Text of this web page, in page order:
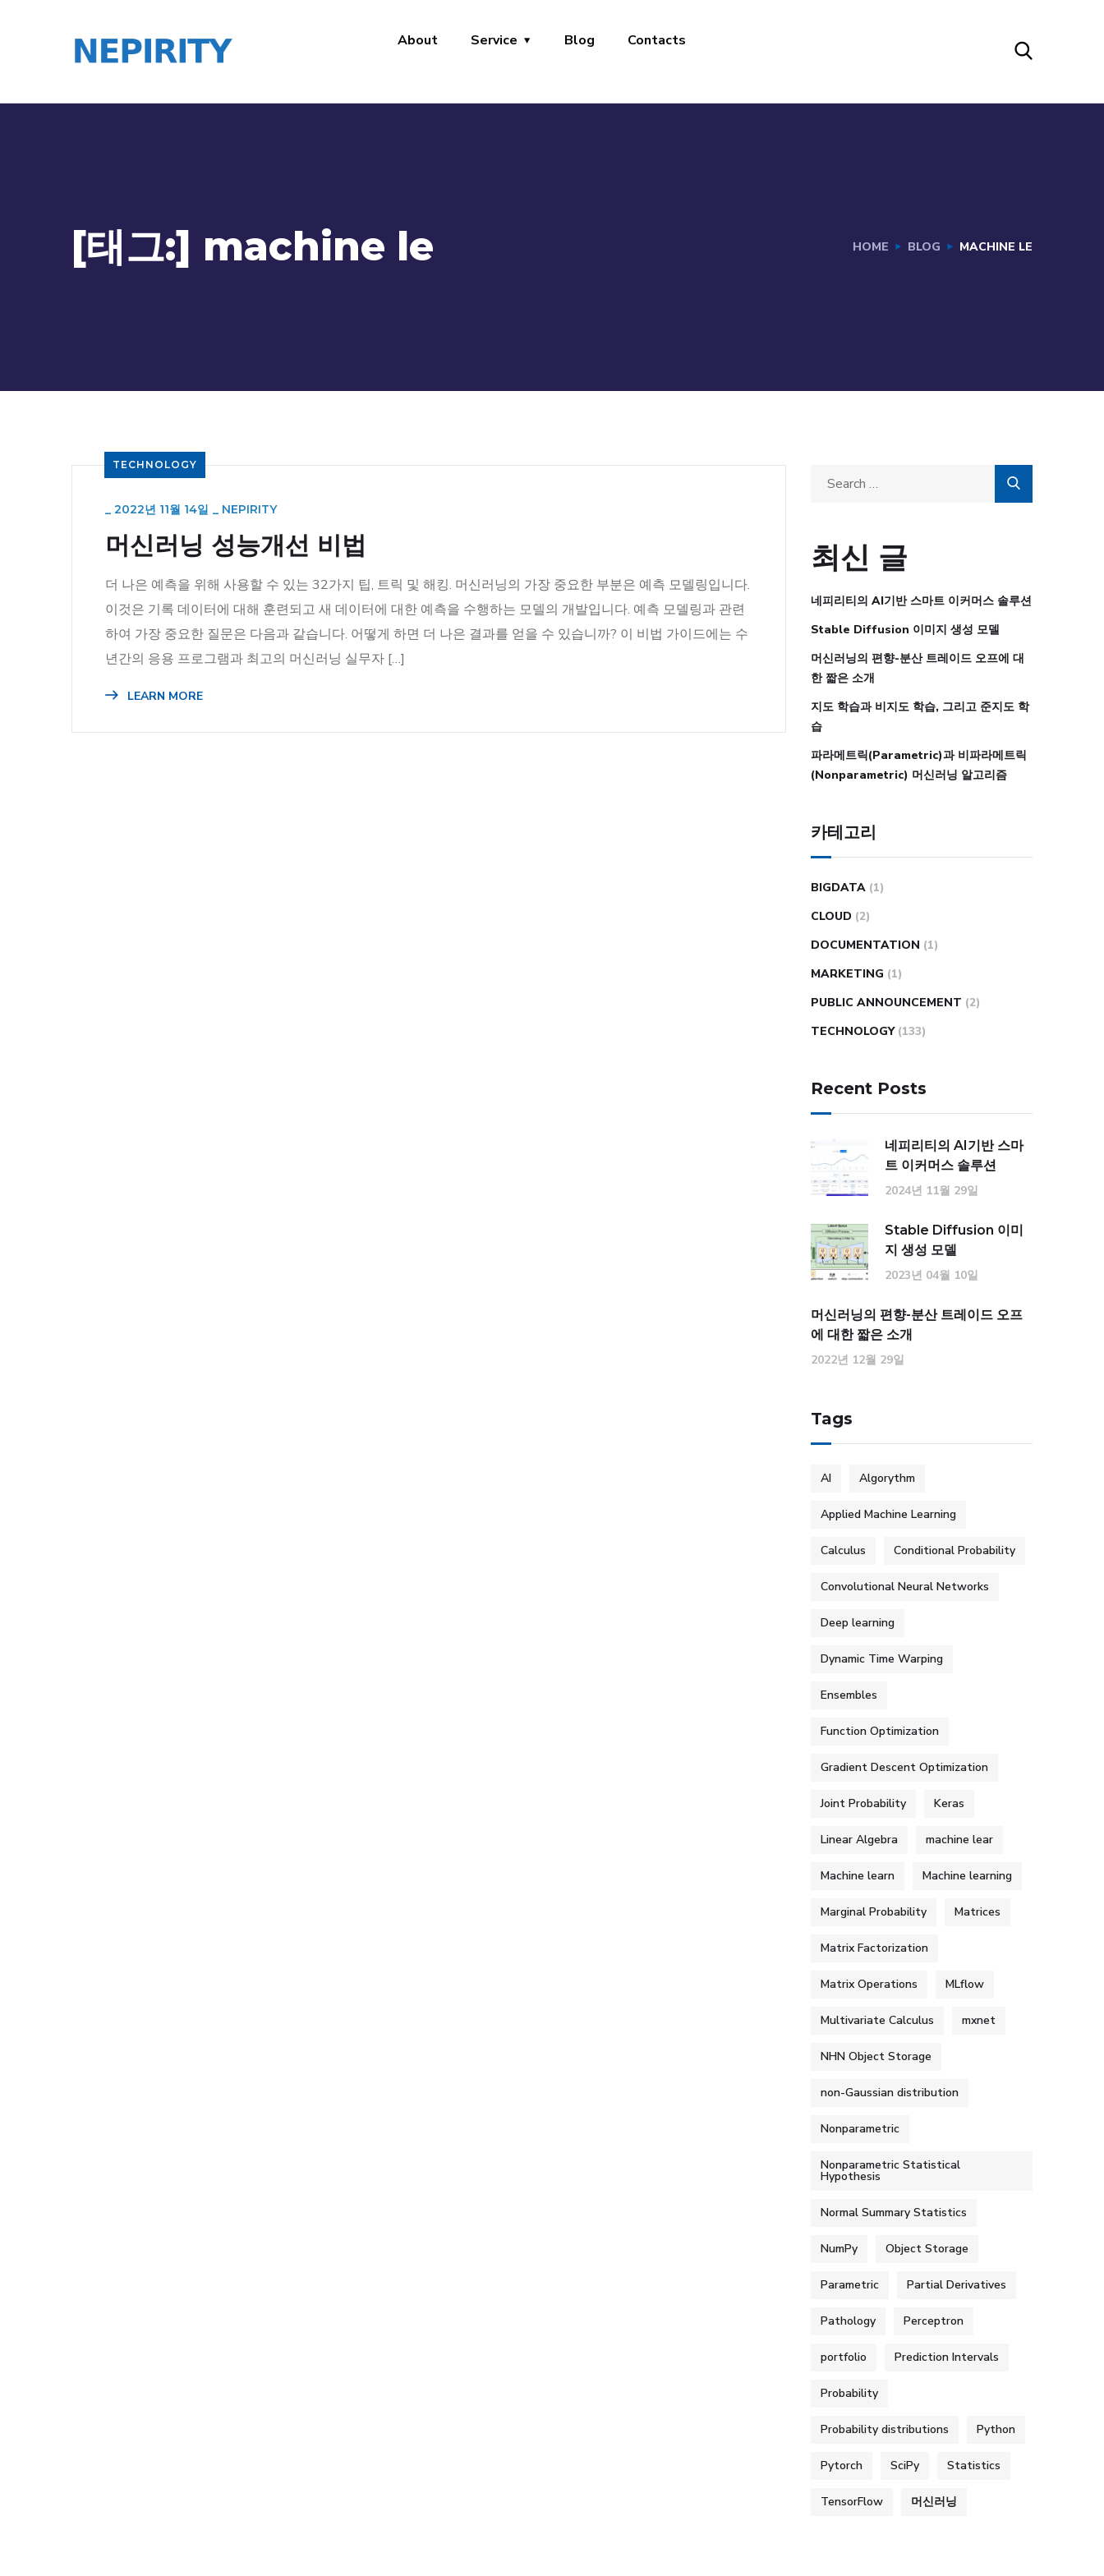
About Service Blog Contacts
[태그:] machine le HOME BLOG MACHINE LE
TECHNOLOGY
_ 2022년 11월 14일 _ NEPIRITY
머신러닝 성능개선 비법
더 나은 예측을 위해 사용할 수 있는 32가지 팁, 트릭 및 해킹. 머신러닝의 가장 중요한 부분은 예측 모델링입니다.
이것은 기록 데이터에 대해 훈련되고 새 데이터에 대한 예측을 수행하는 모델의 개발입니다. 예측 모델링과 관련
하여 가장 중요한 질문은 다음과 같습니다. 어떻게 하면 더 나은 결과를 얻을 수 있습니까? 이 비법 가이드에는 수
년간의 응용 프로그램과 최고의 머신러닝 실무자 […]
LEARN MORE
최신 글
네피리티의 AI기반 스마트 이커머스 솔루션
Stable Diffusion 이미지 생성 모델
머신러닝의 편향-분산 트레이드 오프에 대
한 짧은 소개
지도 학습과 비지도 학습, 그리고 준지도 학
습
파라메트릭(Parametric)과 비파라메트릭
(Nonparametric) 머신러닝 알고리즘
카테고리
BIGDATA (1)
CLOUD (2)
DOCUMENTATION (1)
MARKETING (1)
PUBLIC ANNOUNCEMENT (2)
TECHNOLOGY (133)
Recent Posts
네피리티의 AI기반 스마
트 이커머스 솔루션
2024년 11월 29일
Stable Diffusion 이미
지 생성 모델
2023년 04월 10일
머신러닝의 편향-분산 트레이드 오프
에 대한 짧은 소개
2022년 12월 29일
Tags
AI Algorythm
Applied Machine Learning
Calculus Conditional Probability
Convolutional Neural Networks
Deep learning
Dynamic Time Warping
Ensembles
Function Optimization
Gradient Descent Optimization
Joint Probability Keras
Linear Algebra machine lear
Machine learn Machine learning
Marginal Probability Matrices
Matrix Factorization
Matrix Operations MLflow
Multivariate Calculus mxnet
NHN Object Storage
non-Gaussian distribution
Nonparametric
Nonparametric Statistical
Hypothesis
Normal Summary Statistics
NumPy Object Storage
Parametric Partial Derivatives
Pathology Perceptron
portfolio Prediction Intervals
Probability
Probability distributions Python
Pytorch SciPy Statistics
TensorFlow 머신러닝